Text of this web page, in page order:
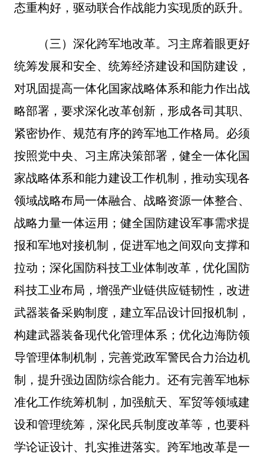
态重构好，驱动联合作战能力实现质的跃升。
（三）深化跨军地改革。习主席着眼更好
统筹发展和安全、统筹经济建设和国防建设，
对巩固提高一体化国家战略体系和能力作出战
略部署，要求深化改革创新，形成各司其职、
紧密协作、规范有序的跨军地工作格局。必须
按照党中央、习主席决策部署，健全一体化国
家战略体系和能力建设工作机制，推动实现各
领域战略布局一体融合、战略资源一体整合、
战略力量一体运用；健全国防建设军事需求提
报和军地对接机制，促进军地之间双向支撑和
拉动；深化国防科技工业体制改革，优化国防
科技工业布局，增强产业链供应链韧性，改进
武器装备采购制度，建立军品设计回报机制，
构建武器装备现代化管理体系；优化边海防领
导管理体制机制，完善党政军警民合力治边机
制，提升强边固防综合能力。还有完善军地标
准化工作统筹机制，加强航天、军贸等领域建
设和管理统筹，深化民兵制度改革等，也要科
学论证设计、扎实推进落实。跨军地改革是一